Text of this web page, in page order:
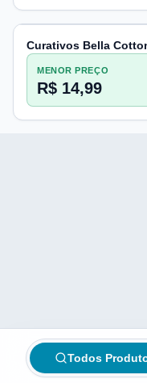
Curativos Bella
MENOR PREÇO
R$ 14,99
Todos